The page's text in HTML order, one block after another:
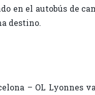
en el autobús de
destino.
– OL Lyonnes